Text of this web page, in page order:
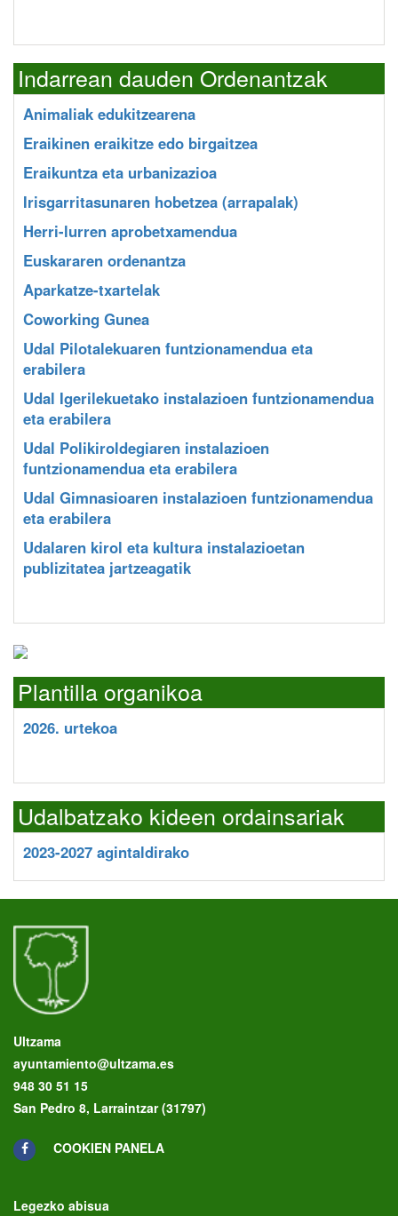
Indarrean dauden Ordenantzak
Animaliak edukitzearena
Eraikinen eraikitze edo birgaitzea
Eraikuntza eta urbanizazioa
Irisgarritasunaren hobetzea (arrapalak)
Herri-lurren aprobetxamendua
Euskararen ordenantza
Aparkatze-txartelak
Coworking Gunea
Udal Pilotalekuaren funtzionamendua eta
erabilera
Udal Igerilekuetako instalazioen funtzionamendua
eta erabilera
Udal Polikiroldegiaren instalazioen
funtzionamendua eta erabilera
Udal Gimnasioaren instalazioen funtzionamendua
eta erabilera
Udalaren kirol eta kultura instalazioetan
publizitatea jartzeagatik
Plantilla organikoa
2026. urtekoa
Udalbatzako kideen ordainsariak
2023-2027 agintaldirako
Ultzama
ayuntamiento@ultzama.es
948 30 51 15
San Pedro 8, Larraintzar (31797)
COOKIEN PANELA
Legezko abisua